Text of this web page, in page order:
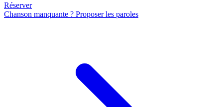
Réserver
Chanson manquante ? Proposer les paroles